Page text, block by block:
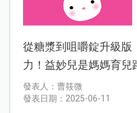
從糖漿到咀嚼錠升級版
力！益妙兒是媽媽育兒
發表人：曹筱微
發表日期：2025-06-11